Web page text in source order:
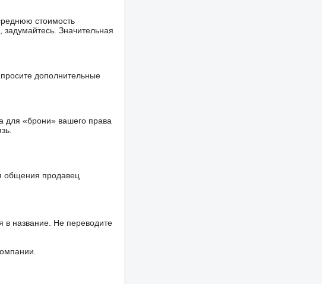
стоимость
Значительная
дополнительные
для «брони» вашего права
общения продавец
в название. Не переводите